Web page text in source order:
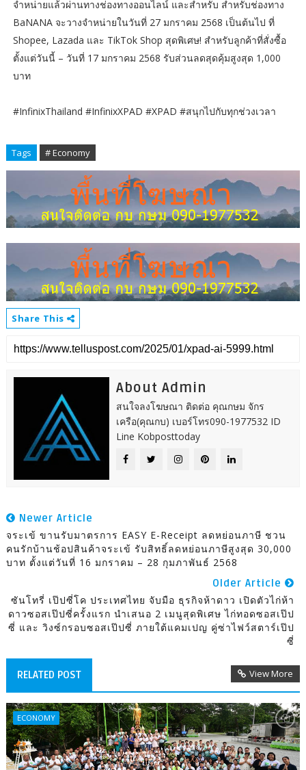
จำหน่ายแล้วผ่านทางช่องทางออนไลน์ และสำหรับ สำหรับช่องทาง
BaNANA จะวางจำหน่ายในวันที่ 27 มกราคม 2568 เป็นต้นไป ที่
Shopee, Lazada และ TikTok Shop สุดพิเศษ! สำหรับลูกค้าที่สั่งซื้อ
ตั้งแต่วันนี้ – วันที่ 17 มกราคม 2568 รับส่วนลดสุดคุ้มสูงสุด 1,000
บาท
#InfinixThailand #InfinixXPAD #XPAD #สนุกไปกับทุกช่วงเวลา
Tags # Economy
Share This
About Admin
สนใจลงโฆษณา ติดต่อ คุณกษม จักร
เครือ(คุณกบ) เบอร์โทร090-1977532 ID
Line Kobposttoday
Newer Article
จระเข้ ขานรับมาตรการ EASY E-Receipt ลดหย่อนภาษี ชวน
คนรักบ้านช้อปสินค้าจระเข้ รับสิทธิ์ลดหย่อนภาษีสูงสุด 30,000
บาท ตั้งแต่วันที่ 16 มกราคม – 28 กุมภาพันธ์ 2568
Older Article
ซันโทรี่ เป๊ปซี่โค ประเทศไทย จับมือ ธุรกิจห้าดาว เปิดตัวไก่ห้า
ดาวซอสเป๊ปซี่ครั้งแรก นำเสนอ 2 เมนูสุดพิเศษ ไก่ทอดซอสเป๊ป
ซี่ และ วิงซ์กรอบซอสเป๊ปซี่ ภายใต้แคมเปญ คู่ซ่าไฟว์สตาร์เป๊ป
ซี่
RELATED POST View More
ECONOMY